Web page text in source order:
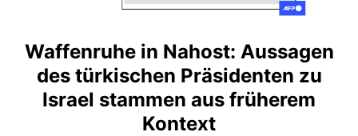
Waffenruhe in Nahost: Aussagen
des türkischen Präsidenten zu
Israel stammen aus früherem
Kontext